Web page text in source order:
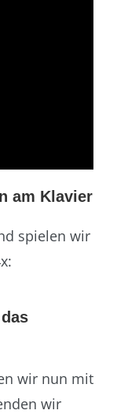
am Klavier
spielen wir
wir nun mit
wir